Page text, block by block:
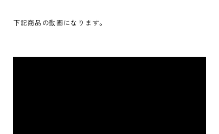
下記商品の動画になります。